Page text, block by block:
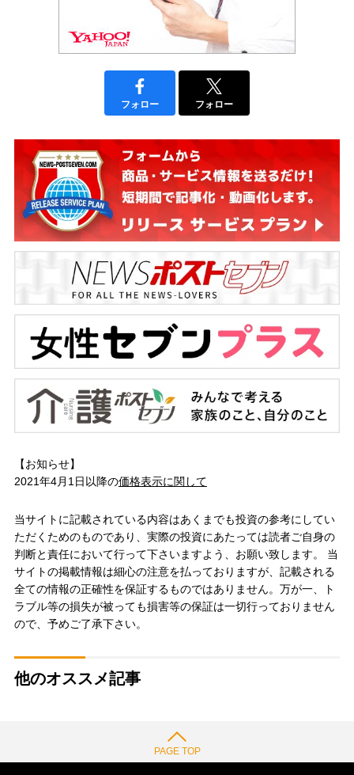
フォロー フォロー
【お知らせ】
2021年4月1日以降の価格表示に関して
当サイトに記載されている内容はあくまでも投資の参考にしてい
ただくためのものであり、実際の投資にあたっては読者ご自身の
判断と責任において行って下さいますよう、お願い致します。 当
サイトの掲載情報は細心の注意を払っておりますが、記載される
全ての情報の正確性を保証するものではありません。万が一、ト
ラブル等の損失が被っても損害等の保証は一切行っておりません
ので、予めご了承下さい。
他のオススメ記事
PAGE TOP